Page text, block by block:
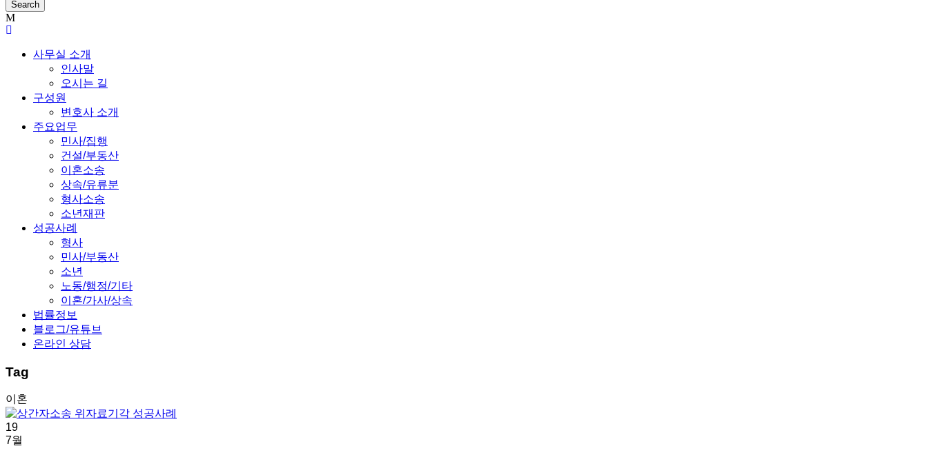
사무실 소개
인사말
오시는 길
구성원
변호사 소개
주요업무
민사/집행
건설/부동산
이혼소송
상속/유류분
형사소송
소년재판
성공사례
형사
민사/부동산
소년
노동/행정/기타
이혼/가사/상속
법률정보
블로그/유튜브
온라인 상담
Tag
이혼
19
7월